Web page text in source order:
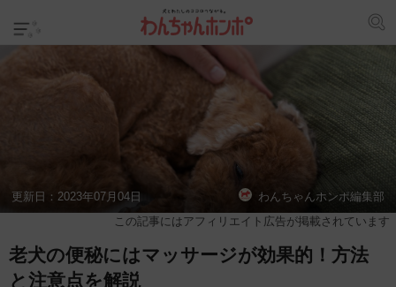
更新日： 2023年07月04日
わんちゃんホンポ編集部
この記事にはアフィリエイト広告が掲載されています
老犬の便秘にはマッサージが効果的！方法
と注意点を解説